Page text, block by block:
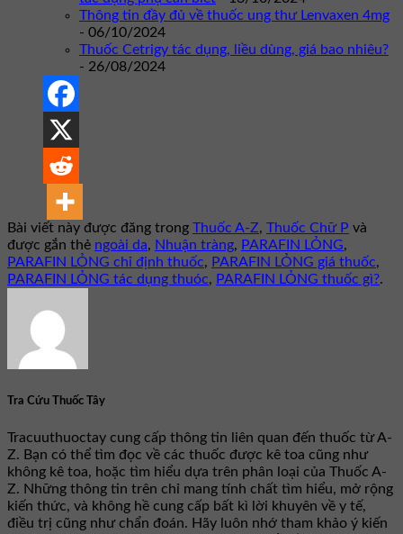
Thông tin đầy đủ về thuốc ung thư Lenvaxen 4mg
- 06/10/2024
Thuốc Cetrigy tác dụng, liều dùng, giá bao nhiêu?
- 26/08/2024
Bài viết này được đăng trong Thuốc A-Z, Thuốc Chữ P và
được gắn thẻ ngoài da, Nhuận tràng, PARAFIN LỎNG,
PARAFIN LỎNG chỉ định thuốc, PARAFIN LỎNG giá thuốc,
PARAFIN LỎNG tác dụng thuóc, PARAFIN LỎNG thuốc gì?.
Tra Cứu Thuốc Tây
Tracuuthuoctay cung cấp thông tin liên quan đến thuốc từ A-
Z. Bạn có thể tìm đọc về các thuốc được kê toa cũng như
không kê toa, hoặc tìm hiểu dựa trên phân loại của Thuốc A-
Z. Những thông tin trên chỉ mang tính chất tìm hiểu, mở rộng
kiến thức, và không hề cung cấp bất kì lời khuyên về y tế,
điều trị cũng như chẩn đoán. Hãy luôn nhớ tham khảo ý kiến